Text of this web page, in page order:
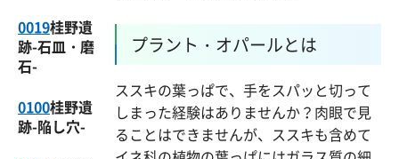
0019桂野遺
跡-石皿・磨
石-
0100桂野遺
跡-陥し穴-
プラント・オパールとは
ススキの葉っぱで、手をスパッと切って
しまった経験はありませんか？肉眼で見
ることはできませんが、ススキも含めて